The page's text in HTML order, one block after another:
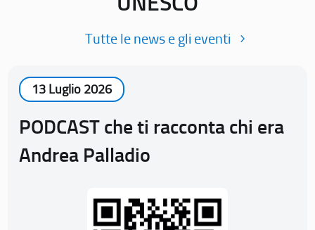
Tutte le news e gli eventi
13 Luglio 2026
PODCAST che ti racconta chi era
Andrea Palladio